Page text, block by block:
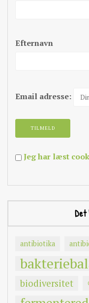
Efternavn
Email adresse:
Jeg har læst
Det
antibiotika
biodiversitet